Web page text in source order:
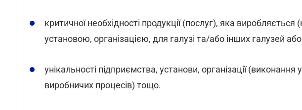
критичної необхідності продукції (послуг), яка
установою, організацією, для галузі та/або інших галузей
унікальності підприємства, установи, організації (виконання
виробничих процесів) тощо.